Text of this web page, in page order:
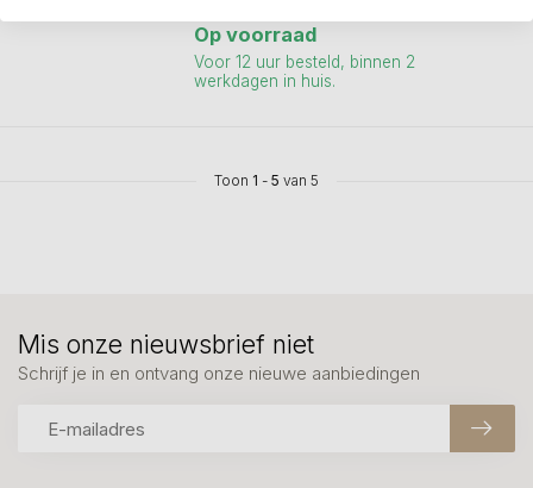
Op voorraad
Voor 12 uur besteld, binnen 2
werkdagen in huis.
Toon 1 - 5 van 5
Mis onze nieuwsbrief niet
Schrijf je in en ontvang onze nieuwe aanbiedingen